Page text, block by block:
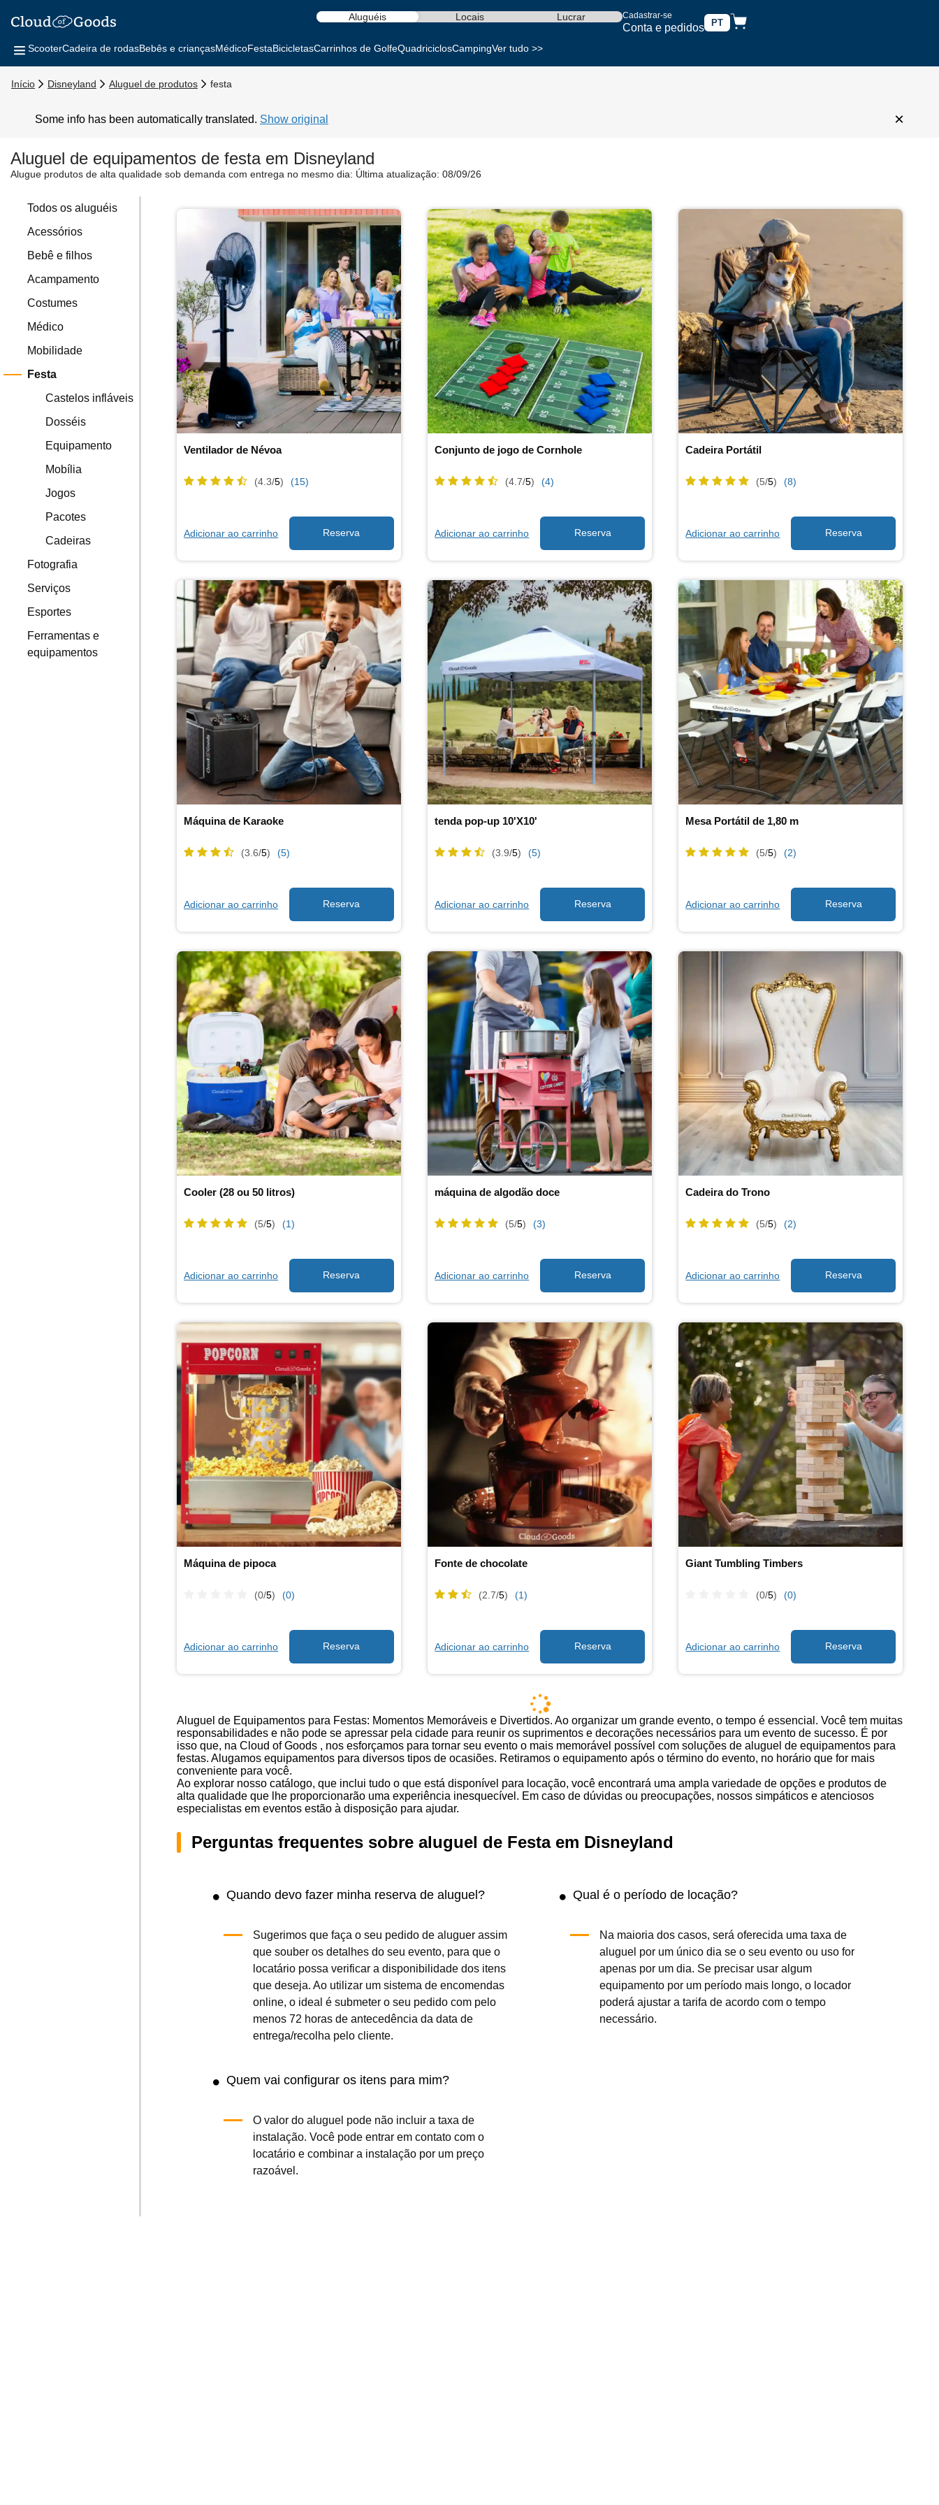
Cadastrar-se
Conta e pedidos PT
Aluguéis Locais Lucrar
ScooterCadeira de rodasBebês e criançasMédicoFestaBicicletasCarrinhos de GolfeQuadriciclosCampingVer tudo >>
Início Disneyland Aluguel de produtos festa
Some info has been automatically translated. Show original ×
Aluguel de equipamentos de festa em Disneyland
Alugue produtos de alta qualidade sob demanda com entrega no mesmo dia: Última atualização: 08/09/26
Todos os aluguéis
Acessórios
Bebê e filhos
Acampamento
Costumes
Médico
Mobilidade
Festa
Castelos infláveis
Dosséis
Equipamento
Mobília
Jogos
Pacotes
Cadeiras
Fotografia
Serviços
Esportes
Ferramentas e
equipamentos
Ventilador de Névoa
(4.3/5) (15)
Adicionar ao carrinho
Conjunto de jogo de Cornhole
(4.7/5) (4)
Adicionar ao carrinho
Cadeira Portátil
(5/5) (8)
Adicionar ao carrinho
Máquina de Karaoke
(3.6/5) (5)
Adicionar ao carrinho
tenda pop-up 10'X10'
(3.9/5) (5)
Adicionar ao carrinho
Mesa Portátil de 1,80 m
(5/5) (2)
Adicionar ao carrinho
Cooler (28 ou 50 litros)
(5/5) (1)
Adicionar ao carrinho
máquina de algodão doce
(5/5) (3)
Adicionar ao carrinho
Cadeira do Trono
(5/5) (2)
Adicionar ao carrinho
Máquina de pipoca
(0/5) (0)
Adicionar ao carrinho
Fonte de chocolate
(2.7/5) (1)
Adicionar ao carrinho
Giant Tumbling Timbers
(0/5) (0)
Adicionar ao carrinho
Bola de bocce
(0.0/5) (0)
Adicionar ao carrinho
Kit de bola de escada
(0.0/
Giant Connect 4 em Linha
(0.0/5) (0)
Adicionar ao carrinho